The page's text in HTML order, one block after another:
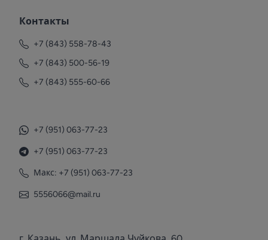
Контакты
+7 (843) 558-78-43
+7 (843) 500-56-19
+7 (843) 555-60-66
+7 (951) 063-77-23
+7 (951) 063-77-23
Макс: +7 (951) 063-77-23
5556066@mail.ru